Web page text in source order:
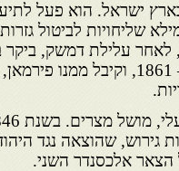
בארץ ישראל. הוא פעל
שליחויות לביטול
אמנציפציה להם. בשנת 1840, לאחר
אלמג'יד ששלט בשנים 1839 –
גירוש, שהוצאה נגד